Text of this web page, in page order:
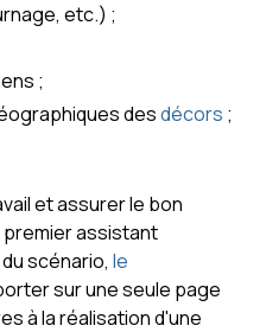
etc.) ;
;
desdécors ;
et assurer le bon
assistant
scénario, le
sur une seule page
à la réalisation d'une